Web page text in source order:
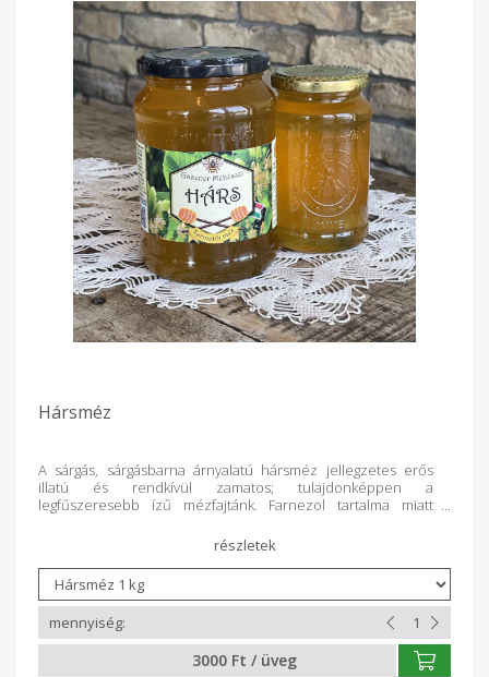
vagy akár sajtok mellé is. Nem kristályosodik gyorsan, így
sokáig megőrzi folyékony állapotát. A gesztenyeméz egy
valódi kuriózum, mely egyszerre gasztronómiai élmény és
természetes gyógyír.
Hársméz
A sárgás, sárgásbarna árnyalatú hársméz jellegzetes erős
illatú és rendkívül zamatos; tulajdonképpen a
legfűszeresebb ízű mézfajtánk. Farnezol tartalma miatt
valamint a lázas betegségek enyhítésére. Kolin tartalmának
köszönhetően gátolja az érelmeszesedést és a
zsírlerakódást is. Nagyszerű köhögéscsillapító, hörghurut
ellen és görcsoldóként is használhatjuk.
3000 Ft / üveg